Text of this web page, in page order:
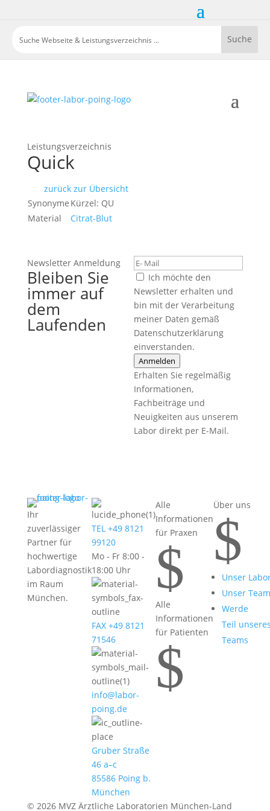
Leistungsverzeichnis
Quick
zurück zur Übersicht
Synonyme Kürzel: QU
Material
Citrat-Blut
Newsletter Anmeldung
Bleiben Sie
immer auf
dem
Laufenden
Ich möchte den
Newsletter erhalten und
bin mit der Verarbeitung
meiner Daten gemäß
Datenschutzerklärung
einverstanden.
Anmelden
Erhalten Sie regelmäßig
Informationen,
Fachbeiträge und
Neuigkeiten aus unserem
Labor direkt per E-Mail.
Ihr
zuverlässiger
Partner für
hochwertige
Labordiagnostik
im Raum
München.
TEL +49 8121
99120
Mo - Fr 8:00 -
18:00 Uhr
FAX +49 8121
71546
info@labor-
poing.de
Gruber Straße
46 a–c
85586 Poing b.
München
Alle
Informationen
für Praxen
$
Alle
Informationen
für Patienten
$
Über uns
$
Unser
Unser Team
Werde
Teil
Teams
© 2026 MVZ Ärztliche Laboratorien München-Land